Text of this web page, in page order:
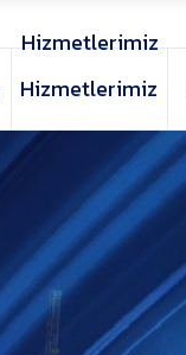
Hizmetlerimiz
Hizmetlerimiz